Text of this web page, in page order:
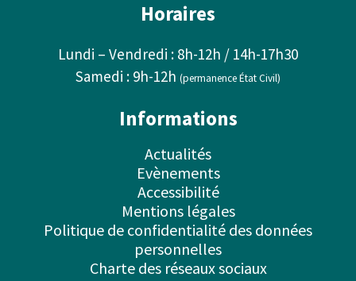
Horaires
Lundi – Vendredi : 8h-12h / 14h-17h30
Samedi : 9h-12h (permanence État Civil)
Informations
Actualités
Evènements
Accessibilité
Mentions légales
Politique de confidentialité des données
personnelles
Charte des réseaux sociaux